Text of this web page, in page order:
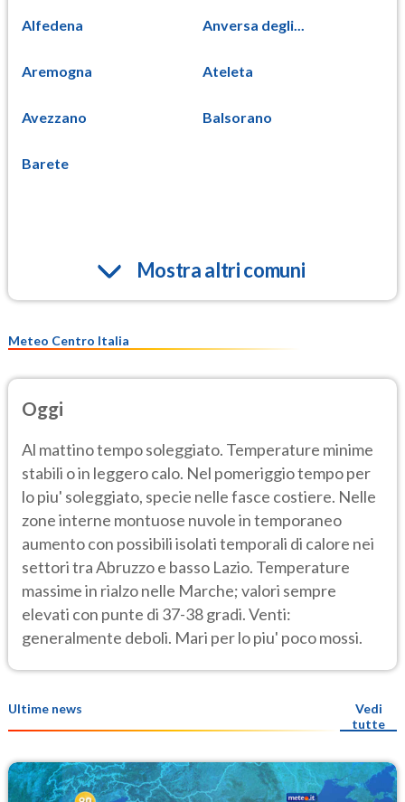
Alfedena Anversa degli...
Aremogna Ateleta
Avezzano Balsorano
Barete
Mostra altri comuni
Meteo Centro Italia
Oggi
Al mattino tempo soleggiato. Temperature minime
stabili o in leggero calo. Nel pomeriggio tempo per
lo piu' soleggiato, specie nelle fasce costiere. Nelle
zone interne montuose nuvole in temporaneo
aumento con possibili isolati temporali di calore nei
settori tra Abruzzo e basso Lazio. Temperature
massime in rialzo nelle Marche; valori sempre
elevati con punte di 37-38 gradi. Venti:
generalmente deboli. Mari per lo piu' poco mossi.
Ultime news
Vedi
tutte